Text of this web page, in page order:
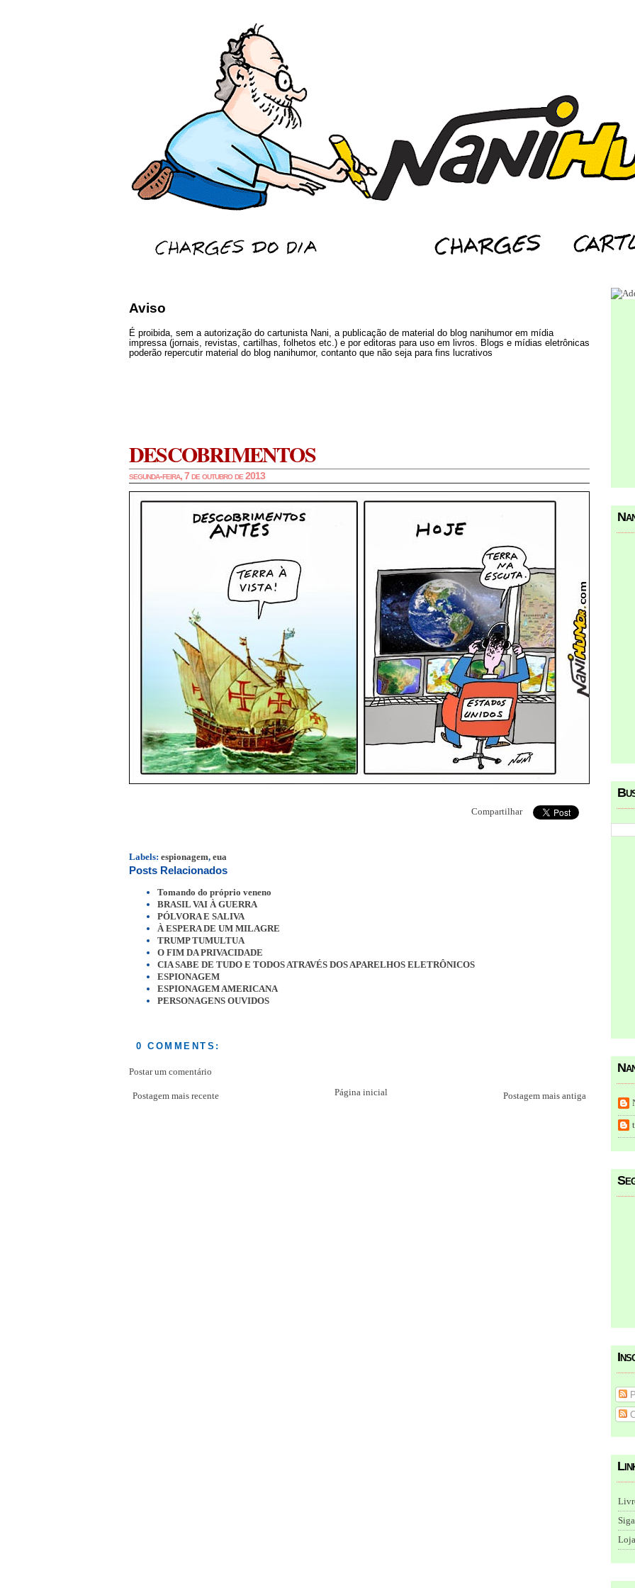
Aviso
É proibida, sem a autorização do cartunista Nani, a publicação de material do blog nanihumor em mídia
impressa (jornais, revistas, cartilhas, folhetos etc.) e por editoras para uso em livros. Blogs e mídias eletrônicas
poderão repercutir material do blog nanihumor, contanto que não seja para fins lucrativos
DESCOBRIMENTOS
segunda-feira, 7 de outubro de 2013
Compartilhar
Labels: espionagem, eua
Posts Relacionados
Tomando do próprio veneno
BRASIL VAI À GUERRA
PÓLVORA E SALIVA
À ESPERA DE UM MILAGRE
TRUMP TUMULTUA
O FIM DA PRIVACIDADE
CIA SABE DE TUDO E TODOS ATRAVÉS DOS APARELHOS ELETRÔNICOS
ESPIONAGEM
ESPIONAGEM AMERICANA
PERSONAGENS OUVIDOS
0 COMMENTS:
Postar um comentário
Postagem mais recente Postagem mais antiga
Página inicial